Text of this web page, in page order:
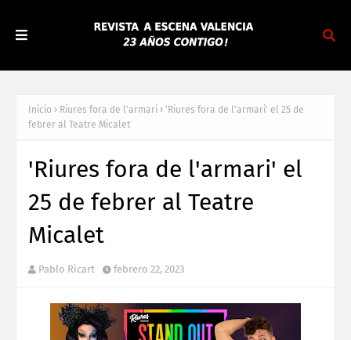
Inicio Riures fora de l'armari
'Riures fora de l'armari' el 25 de
febrer al Teatre Micalet
'Riures fora de l'armari' el
25 de febrer al Teatre
Micalet
Pablo Ricart febrero 22, 2023